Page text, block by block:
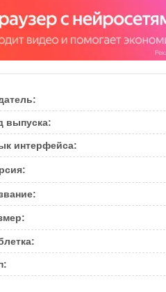
выпуска:
интерфейса: